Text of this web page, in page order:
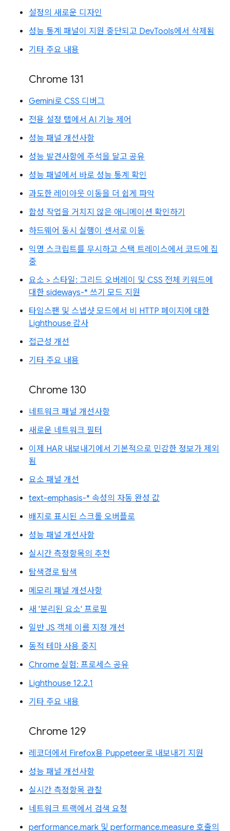
설정의 새로운 디자인
성능 통계 패널이 지원 중단되고 DevTools에서 삭제됨
기타 주요 내용
Chrome 131
Gemini로 CSS 디버그
전용 설정 탭에서 AI 기능 제어
성능 패널 개선사항
성능 발견사항에 주석을 달고 공유
성능 패널에서 바로 성능 통계 확인
과도한 레이아웃 이동을 더 쉽게 파악
합성 작업을 거치지 않은 애니메이션 확인하기
하드웨어 동시 실행이 센서로 이동
익명 스크립트를 무시하고 스택 트레이스에서 코드에 집
중
요소 > 스타일: 그리드 오버레이 및 CSS 전체 키워드에
대한 sideways-* 쓰기 모드 지원
타임스팬 및 스냅샷 모드에서 비 HTTP 페이지에 대한
Lighthouse 감사
접근성 개선
기타 주요 내용
Chrome 130
네트워크 패널 개선사항
새로운 네트워크 필터
이제 HAR 내보내기에서 기본적으로 민감한 정보가 제외
됨
요소 패널 개선
text-emphasis-* 속성의 자동 완성 값
배지로 표시된 스크롤 오버플로
성능 패널 개선사항
실시간 측정항목의 추천
탐색경로 탐색
메모리 패널 개선사항
새 '분리된 요소' 프로필
일반 JS 객체 이름 지정 개선
동적 테마 사용 중지
Chrome 실험: 프로세스 공유
Lighthouse 12.2.1
기타 주요 내용
Chrome 129
레코더에서 Firefox용 Puppeteer로 내보내기 지원
성능 패널 개선사항
실시간 측정항목 관찰
네트워크 트랙에서 검색 요청
performance.mark 및 performance.measure 호출의